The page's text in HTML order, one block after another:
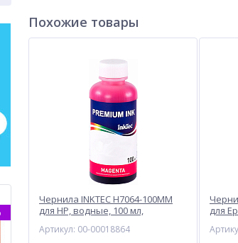
%
Похожие товары
Чернила INKTEC H7064-100MM
для HP, водные, 100 мл,
Артикул: 00-00018864
для